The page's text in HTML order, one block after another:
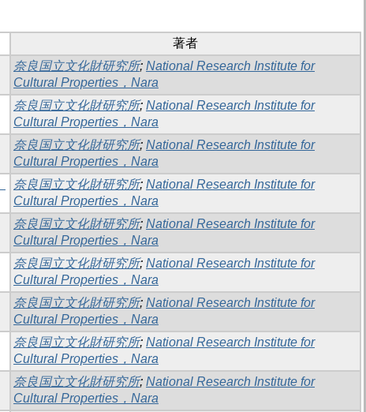
著者
奈良国立文化財研究所; National Research Institute for
Cultural Properties，Nara
奈良国立文化財研究所; National Research Institute for
Cultural Properties，Nara
奈良国立文化財研究所; National Research Institute for
Cultural Properties，Nara
奈良国立文化財研究所; National Research Institute for
Cultural Properties，Nara
奈良国立文化財研究所; National Research Institute for
Cultural Properties，Nara
奈良国立文化財研究所; National Research Institute for
Cultural Properties，Nara
奈良国立文化財研究所; National Research Institute for
Cultural Properties，Nara
奈良国立文化財研究所; National Research Institute for
Cultural Properties，Nara
奈良国立文化財研究所; National Research Institute for
Cultural Properties，Nara